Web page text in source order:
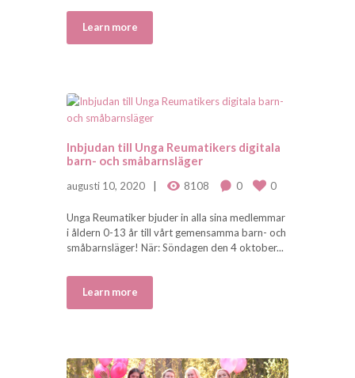
Learn more
Inbjudan till Unga Reumatikers digitala
barn- och småbarnsläger
augusti 10, 2020 8108 0 0
Unga Reumatiker bjuder in alla sina medlemmar
i åldern 0-13 år till vårt gemensamma barn- och
småbarnsläger! När: Söndagen den 4 oktober...
Learn more